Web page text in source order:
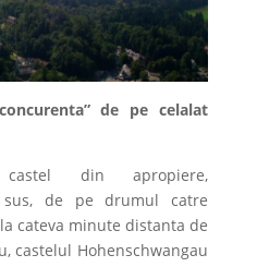
de pe celalat
din apropiere,
sus, de pe drumul catre
cateva minute distanta de
castelul Hohenschwangau